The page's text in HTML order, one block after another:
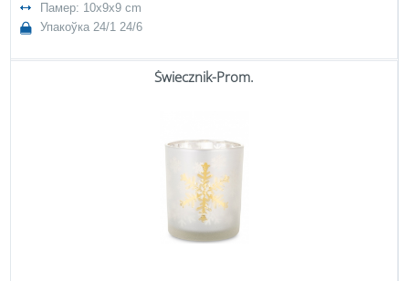
Памер: 10x9x9 cm
Упакоўка 24/1 24/6
Świecznik-Prom.